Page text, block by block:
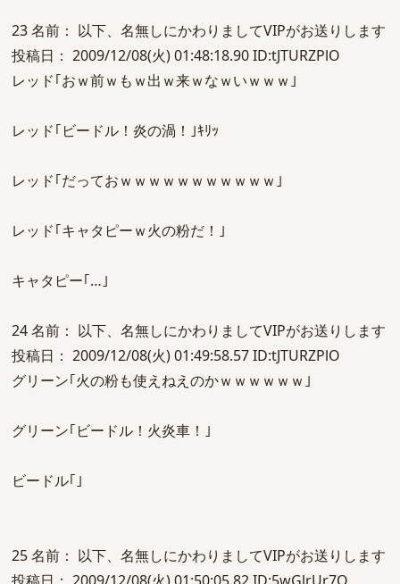
23 名前： 以下、名無しにかわりましてVIPがお送りします
投稿日： 2009/12/08(火) 01:48:18.90 ID:tJTURZPlO
レッド｢おｗ前ｗもｗ出ｗ来ｗなｗいｗｗｗ｣
レッド｢ビードル！炎の渦！｣ｷﾘｯ
レッド｢だっておｗｗｗｗｗｗｗｗｗｗｗ｣
レッド｢キャタピーｗ火の粉だ！｣
キャタピー｢…｣
24 名前： 以下、名無しにかわりましてVIPがお送りします
投稿日： 2009/12/08(火) 01:49:58.57 ID:tJTURZPlO
グリーン｢火の粉も使えねえのかｗｗｗｗｗｗ｣
グリーン｢ビードル！火炎車！｣
ビードル｢｣
25 名前： 以下、名無しにかわりましてVIPがお送りします